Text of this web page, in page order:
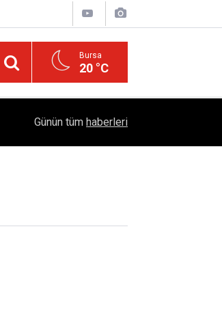
Bursa
20 °C
YÜSİAD’dan Sanayiye Güçlü Destek: Ayhan
Günün tüm haberleri